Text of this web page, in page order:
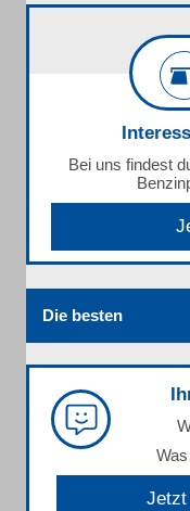
Bei uns findest
Die besten
Jetzt